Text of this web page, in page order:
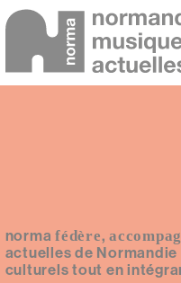
normafédère,
actuelles de
culturels tout en